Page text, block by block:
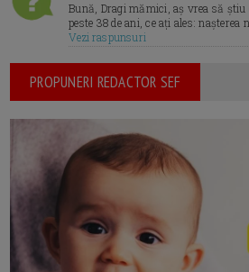
Bună, Dragi mămici, aș vrea să știu
peste 38 de ani, ce ați ales:
Vezi raspunsuri
PROPUNERI REDACTOR SEF